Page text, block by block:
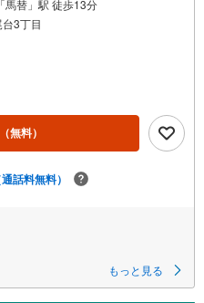
馬替」駅 徒歩13分
3丁目
（無料）
通話料無料）
もっと見る